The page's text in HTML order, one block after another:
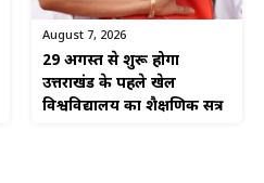
August 7, 2026
29 अगस्त से शुरू होगा
उत्तराखंड के पहले खेल
विश्वविद्यालय का शैक्षणिक सत्र